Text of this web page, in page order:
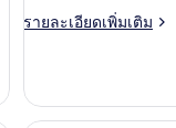
ซ์,
2
รายละเอียดเพิ่มเติม
ราย
เกี่ยว
กับ